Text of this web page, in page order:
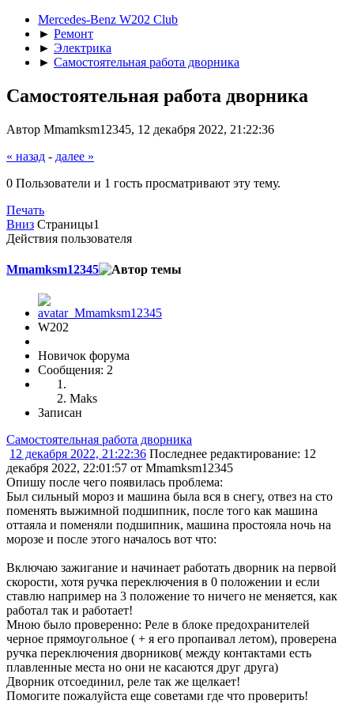
Mercedes-Benz W202 Club
► Ремонт
► Электрика
► Самостоятельная работа дворника
Самостоятельная работа дворника
Автор Mmamksm12345, 12 декабря 2022, 21:22:36
« назад - далее »
0 Пользователи и 1 гость просматривают эту тему.
Печать
Вниз Страницы1
Действия пользователя
Mmamksm12345
W202
Новичок форума
Сообщения: 2
Maks
Записан
Самостоятельная работа дворника
12 декабря 2022, 21:22:36 Последнее редактирование: 12
декабря 2022, 22:01:57 от Mmamksm12345
Опишу после чего появилась проблема:
Был сильный мороз и машина была вся в снегу, отвез на сто
поменять выжимной подшипник, после того как машина
оттаяла и поменяли подшипник, машина простояла ночь на
морозе и после этого началось вот что:
Включаю зажигание и начинает работать дворник на первой
скорости, хотя ручка переключения в 0 положении и если
ставлю например на 3 положение то ничего не меняется, как
работал так и работает!
Мною было проверенно: Реле в блоке предохранителей
черное прямоугольное ( + я его пропаивал летом), проверена
ручка переключения дворников( между контактами есть
плавленные места но они не касаются друг друга)
Дворник отсоединил, реле так же щелкает!
Помогите пожалуйста еще советами где что проверить!